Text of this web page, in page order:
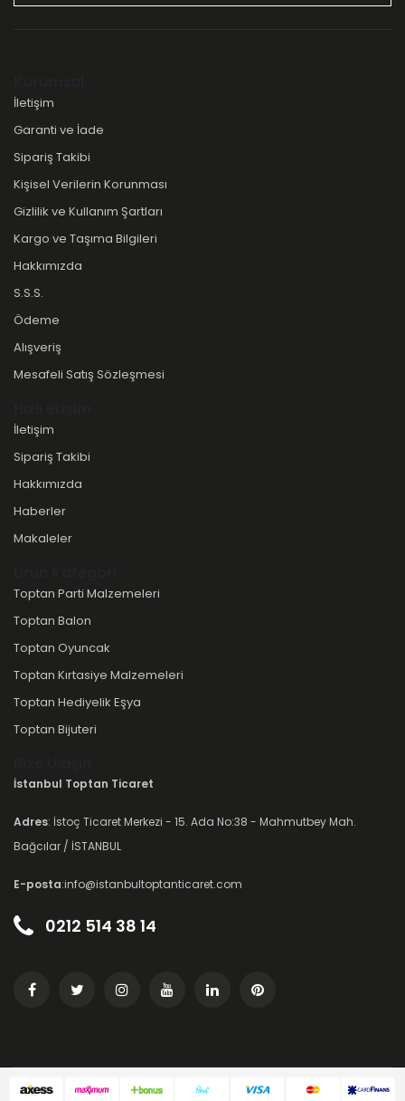
İletişim
Garanti ve İade
Sipariş Takibi
Kişisel Verilerin Korunması
Gizlilik ve Kullanım Şartları
Kargo ve Taşıma Bilgileri
Hakkımızda
S.S.S.
Ödeme
Alışveriş
Mesafeli Satış Sözleşmesi
İletişim
Sipariş Takibi
Hakkımızda
Haberler
Makaleler
Toptan Parti Malzemeleri
Toptan Balon
Toptan Oyuncak
Toptan Kırtasiye Malzemeleri
Toptan Hediyelik Eşya
Toptan Bijuteri
İstanbul Toptan Ticaret
Adres: İstoç Ticaret Merkezi - 15. Ada No:38 - Mahmutbey Mah.
Bağcılar / İSTANBUL
E-posta:info@istanbultoptanticaret.com
0212 514 38 14